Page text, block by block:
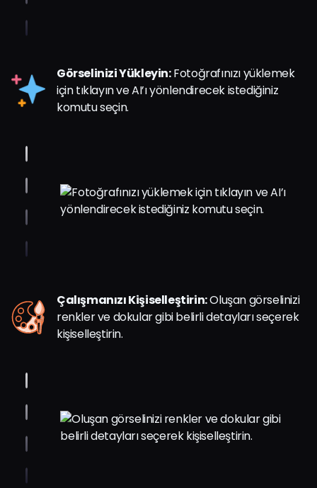
Görselinizi Yükleyin:Fotoğrafınızı yüklemek
için tıklayın ve AI’ı yönlendirecek istediğiniz
komutu seçin.
Çalışmanızı Kişiselleştirin:Oluşan görselinizi
renkler ve dokular gibi belirli detayları seçerek
kişiselleştirin.